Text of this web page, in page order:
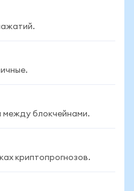
между блокчейнами.
криптопрогнозов.